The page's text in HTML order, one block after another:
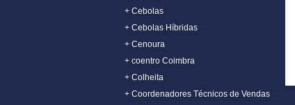
+ Cebolas
+ Cebolas Híbridas
+ Cenoura
+ coentro Coimbra
+ Colheita
+ Coordenadores Técnicos de Vendas